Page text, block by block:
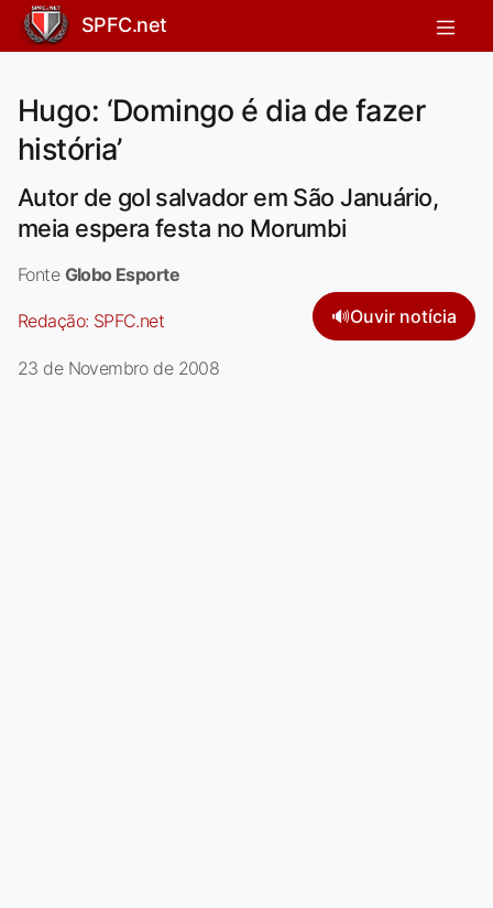
SPFC.net
Hugo: ‘Domingo é dia de fazer
história’
Autor de gol salvador em São Januário,
meia espera festa no Morumbi
Fonte Globo Esporte
Redação: SPFC.net 🔊Ouvir notícia
23 de Novembro de 2008